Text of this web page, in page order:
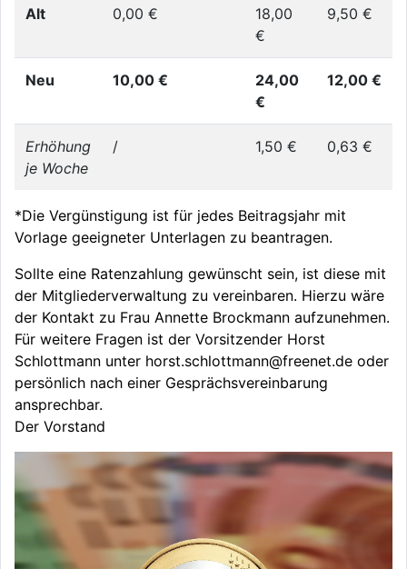
Alt 0,00 €
18,00
€
9,50 €
Neu 10,00 €
24,00
€
12,00 €
Erhöhung
je Woche
/ 1,50 € 0,63 €
*Die Vergünstigung ist für jedes Beitragsjahr mit
Vorlage geeigneter Unterlagen zu beantragen.
Sollte eine Ratenzahlung gewünscht sein, ist diese mit
der Mitgliederverwaltung zu vereinbaren. Hierzu wäre
der Kontakt zu Frau Annette Brockmann aufzunehmen.
Für weitere Fragen ist der Vorsitzender Horst
Schlottmann unter horst.schlottmann@freenet.de oder
persönlich nach einer Gesprächsvereinbarung
ansprechbar.
Der Vorstand